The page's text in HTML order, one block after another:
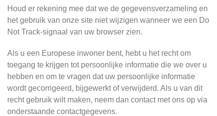
Houd er rekening mee dat we de gegevensverzameling en
het gebruik van onze site niet wijzigen wanneer we een Do
Not Track-signaal van uw browser zien.
Als u een Europese inwoner bent, hebt u het recht om
toegang te krijgen tot persoonlijke informatie die we over u
hebben en om te vragen dat uw persoonlijke informatie
wordt gecorrigeerd, bijgewerkt of verwijderd. Als u van dit
recht gebruik wilt maken, neem dan contact met ons op via
onderstaande contactgegevens.